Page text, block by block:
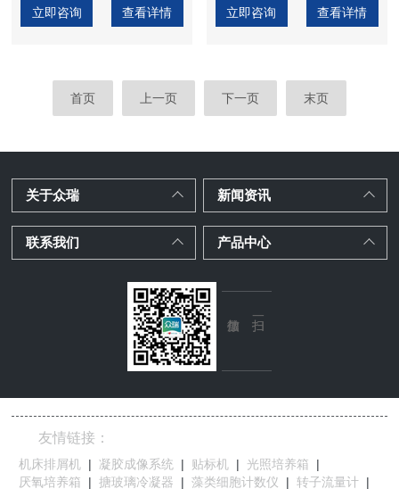
立即咨询 查看详情 立即咨询 查看详情
首页 上一页 下一页 末页
关于众瑞 新闻资讯
联系我们 产品中心
友情链接：
机床排屑机 | 凝胶成像系统 | 贴标机 | 光照培养箱
|
厌氧培养箱
| 搪玻璃冷凝器 | 藻类细胞计数仪 | 转子流量计 |